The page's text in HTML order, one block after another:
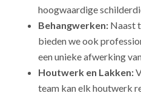
hoogwaardige
Behangwerken: Naast
bieden we ook
een unieke afwerking
Houtwerk en Lakken:
team kan elk houtwerk